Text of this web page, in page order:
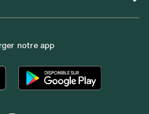
notre app